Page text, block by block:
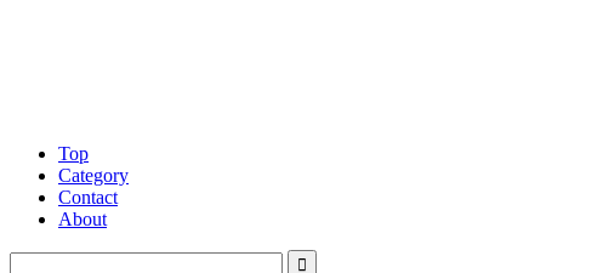
Top
Category
Contact
About